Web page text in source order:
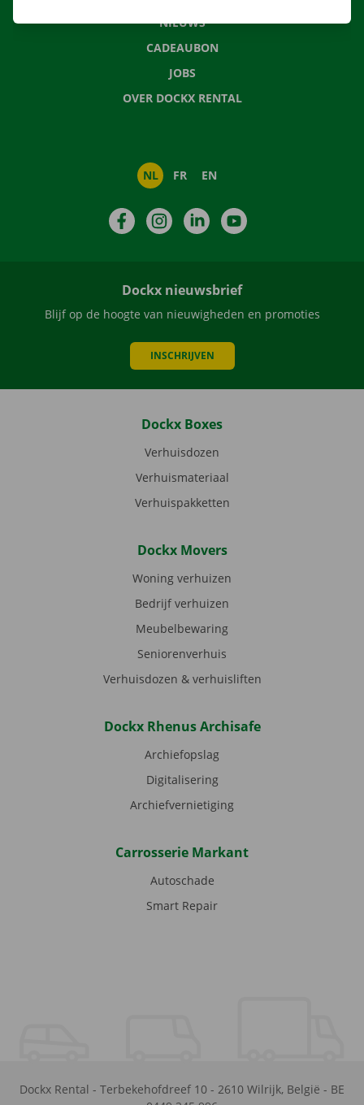
NIEUWS
CADEAUBON
JOBS
OVER DOCKX RENTAL
NL FR EN
FacebookInstagramLinkedIn
Dockx nieuwsbrief
Blijf op de hoogte van nieuwigheden en promoties
INSCHRIJVEN
Dockx Boxes
Verhuisdozen
Verhuismateriaal
Verhuispakketten
Dockx Movers
Woning verhuizen
Bedrijf verhuizen
Meubelbewaring
Seniorenverhuis
Verhuisdozen & verhuisliften
Dockx Rhenus Archisafe
Archiefopslag
Digitalisering
Archiefvernietiging
Carrosserie Markant
Autoschade
Smart Repair
Dockx Rental - Terbekehofdreef 10 - 2610 Wilrijk, België - BE